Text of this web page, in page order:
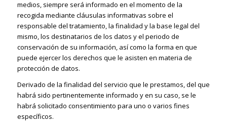
medios, siempre será informado en el momento de la
recogida mediante cláusulas informativas sobre el
responsable del tratamiento, la finalidad y la base legal del
mismo, los destinatarios de los datos y el periodo de
conservación de su información, así como la forma en que
puede ejercer los derechos que le asisten en materia de
protección de datos.
Derivado de la finalidad del servicio que le prestamos, del que
habrá sido pertinentemente informado y en su caso, se le
habrá solicitado consentimiento para uno o varios fines
específicos.